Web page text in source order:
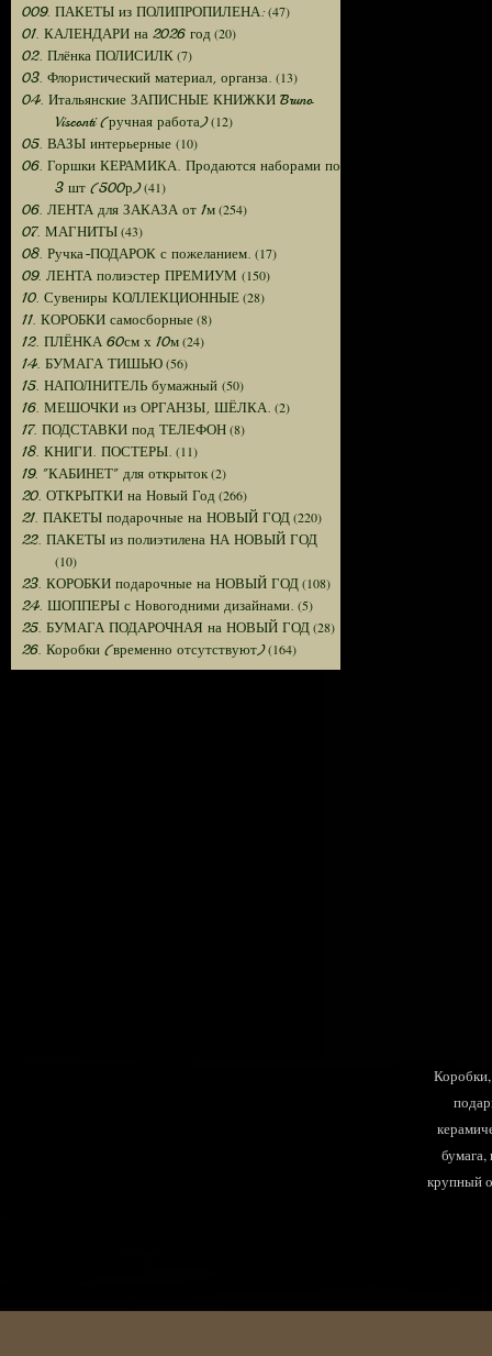
009. ПАКЕТЫ из ПОЛИПРОПИЛЕНА:(47)
01. КАЛЕНДАРИ на 2026 год (20)
02. Плёнка ПОЛИСИЛК(7)
03. Флористический материал, органза. (13)
04. Итальянские ЗАПИСНЫЕ КНИЖКИ Bruno
Visconti (ручная работа)(12)
05. ВАЗЫ интерьерные (10)
06. Горшки КЕРАМИКА. Продаются наборами по
3 шт (500р)(41)
06. ЛЕНТА для ЗАКАЗА от 1м(254)
07. МАГНИТЫ(43)
08. Ручка-ПОДАРОК с пожеланием. (17)
09. ЛЕНТА полиэстер ПРЕМИУМ (150)
10. Сувениры КОЛЛЕКЦИОННЫЕ(28)
11. КОРОБКИ самосборные(8)
12. ПЛЁНКА 60см х 10м(24)
14. БУМАГА ТИШЬЮ(56)
15. НАПОЛНИТЕЛЬ бумажный (50)
16. МЕШОЧКИ из ОРГАНЗЫ, ШЁЛКА. (2)
17. ПОДСТАВКИ под ТЕЛЕФОН(8)
18. КНИГИ. ПОСТЕРЫ. (11)
19. "КАБИНЕТ" для открыток(2)
20. ОТКРЫТКИ на Новый Год (266)
21. ПАКЕТЫ подарочные на НОВЫЙ ГОД(220)
22. ПАКЕТЫ из полиэтилена НА НОВЫЙ ГОД
(10)
23. КОРОБКИ подарочные на НОВЫЙ ГОД(108)
24. ШОППЕРЫ с Новогодними дизайнами. (5)
25. БУМАГА ПОДАРОЧНАЯ на НОВЫЙ ГОД(28)
26. Коробки (временно отсутствуют)(164)
крупный